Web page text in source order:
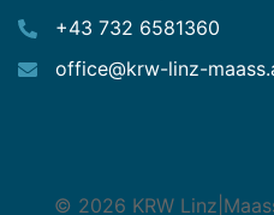
+43 732 6581360
office@krw-linz-
© 2026 KRW